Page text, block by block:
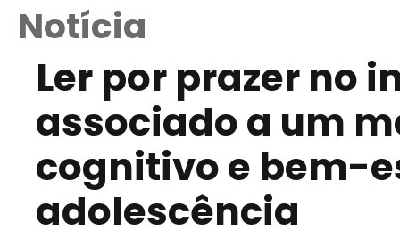
Notícia
Ler por prazer no
associado a um
cognitivo e bem-
adolescência